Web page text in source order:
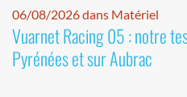
06/08/2026 dans Matériel
Vuarnet Racing 05 : notre
Pyrénées et sur Aubrac